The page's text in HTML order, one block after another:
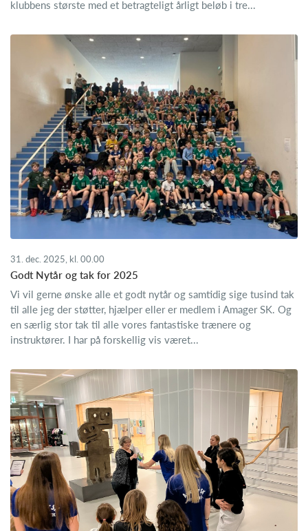
klubbens største med et betragteligt årligt beløb i tre...
31. dec. 2025, kl. 00.00
Godt Nytår og tak for 2025
Vi vil gerne ønske alle et godt nytår og samtidig sige tusind tak
til alle jeg der støtter, hjælper eller er medlem i Amager SK. Og
en særlig stor tak til alle vores fantastiske trænere og
instruktører. I har på forskellig vis været...